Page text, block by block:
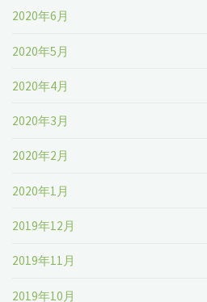
2020年6月
2020年5月
2020年4月
2020年3月
2020年2月
2020年1月
2019年12月
2019年11月
2019年10月